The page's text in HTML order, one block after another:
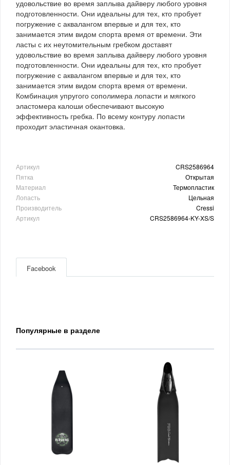
удовольствие во время заплыва дайверу любого уровня
подготовленности. Они идеальны для тех, кто пробует
погружение с аквалангом впервые и для тех, кто
занимается этим видом спорта время от времени. Эти
ласты с их неутомительным гребком доставят
удовольствие во время заплыва дайверу любого уровня
подготовленности. Они идеальны для тех, кто пробует
погружение с аквалангом впервые и для тех, кто
занимается этим видом спорта время от времени.
Комбинация упругого сополимера лопасти и мягкого
эластомера калоши обеспечивают высокую
эффективность гребка. По всему контуру лопасти
проходит эластичная окантовка.
Артикул
CRS2586964
Пятка
Открытая
Материал
Термопластик
Лопасть
Цельная
Производитель
Cressi
Артикул
CRS2586964-KY-XS/S
Facebook
Популярные в разделе